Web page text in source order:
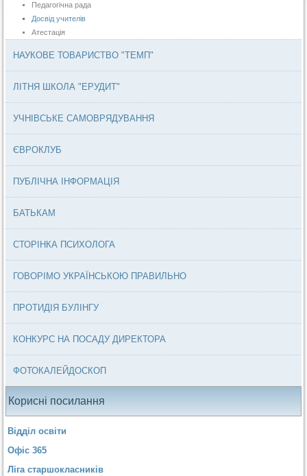
Педагогічна рада
Досвід учителів
Атестація
НАУКОВЕ ТОВАРИСТВО "ТЕМП"
ЛІТНЯ ШКОЛА "ЕРУДИТ"
УЧНІВСЬКЕ САМОВРЯДУВАННЯ
ЄВРОКЛУБ
ПУБЛІЧНА ІНФОРМАЦІЯ
БАТЬКАМ
СТОРІНКА ПСИХОЛОГА
ГОВОРІМО УКРАЇНСЬКОЮ ПРАВИЛЬНО
ПРОТИДІЯ БУЛІНГУ
КОНКУРС НА ПОСАДУ ДИРЕКТОРА
ФОТОКАЛЕЙДОСКОП
Корисні посилання
Відділ освіти
Офіс 365
Ліга старшокласників